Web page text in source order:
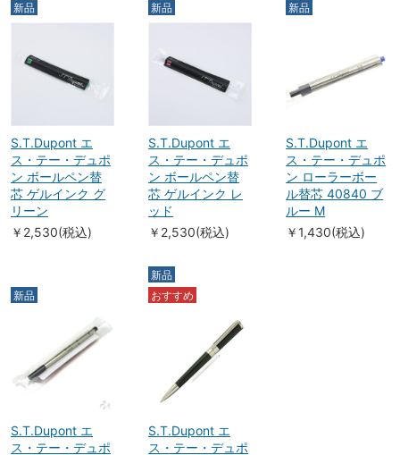
新品
S.T.Dupont エ
ス・テー・デュポ
ン ボールペン替
芯 ゲルインク グ
リーン
￥2,530(税込)
新品
S.T.Dupont エ
ス・テー・デュポ
ン ボールペン替
芯 ゲルインク レ
ッド
￥2,530(税込)
新品
S.T.Dupont エ
ス・テー・デュポ
ン ローラーボー
ル替芯 40840 ブ
ルー M
￥1,430(税込)
新品
S.T.Dupont エ
ス・テー・デュポ
新品
おすすめ
S.T.Dupont エ
ス・テー・デュポ